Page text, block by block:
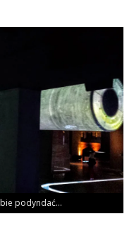
podyndać…